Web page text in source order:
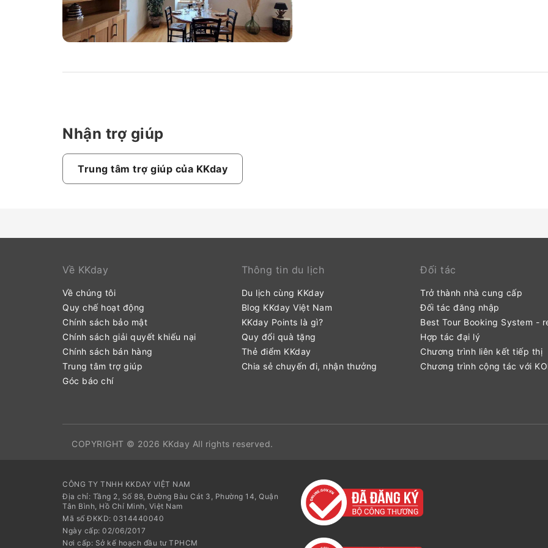
Nhận trợ giúp
Trung tâm trợ giúp của KKday
Về KKday
Về chúng tôi
Quy chế hoạt động
Chính sách bảo mật
Chính sách giải quyết khiếu nại
Chính sách bán hàng
Trung tâm trợ giúp
Góc báo chí
Thông tin du lịch
Du lịch cùng KKday
Blog KKday Việt Nam
KKday Points là gì?
Quy đổi quà tặng
Thẻ điểm KKday
Chia sẻ chuyến đi, nhận thưởng
Đối tác
Trở thành nhà cung cấp
Đối tác đăng nhập
Best Tour Booking System -
Hợp tác đại lý
Chương trình liên kết tiếp thị
Chương trình cộng tác với
COPYRIGHT © 2026 KKday All rights reserved.
CÔNG TY TNHH KKDAY VIỆT NAM
Địa chỉ: Tầng 2, Số 88, Đường Bàu Cát 3, Phường 14, Quận
Tân Bình, Hồ Chí Minh, Việt Nam
Mã số ĐKKD: 0314440040
Ngày cấp: 02/06/2017
Nơi cấp: Sở kế hoạch đầu tư TPHCM